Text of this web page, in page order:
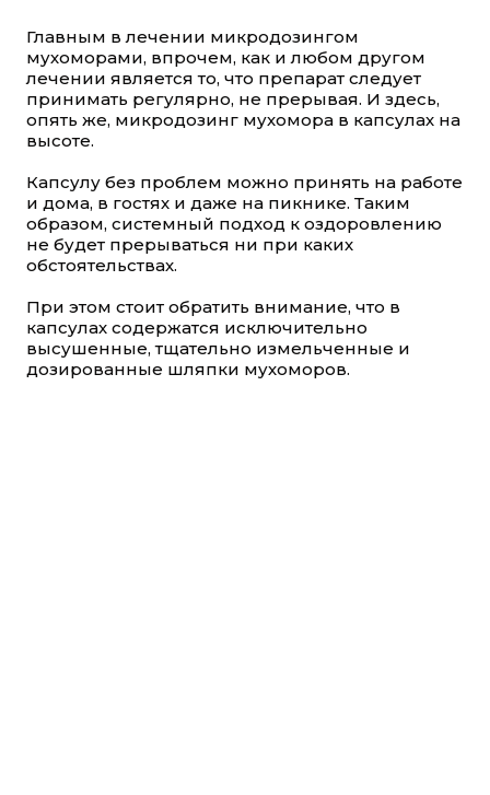
Главным в лечении микродозингом
мухоморами, впрочем, как и любом другом
лечении является то, что препарат следует
принимать регулярно, не прерывая. И здесь,
опять же, микродозинг мухомора в капсулах на
высоте.
Капсулу без проблем можно принять на работе
и дома, в гостях и даже на пикнике. Таким
образом, системный подход к оздоровлению
не будет прерываться ни при каких
обстоятельствах.
При этом стоит обратить внимание, что в
капсулах содержатся исключительно
высушенные, тщательно измельченные и
дозированные шляпки мухоморов.